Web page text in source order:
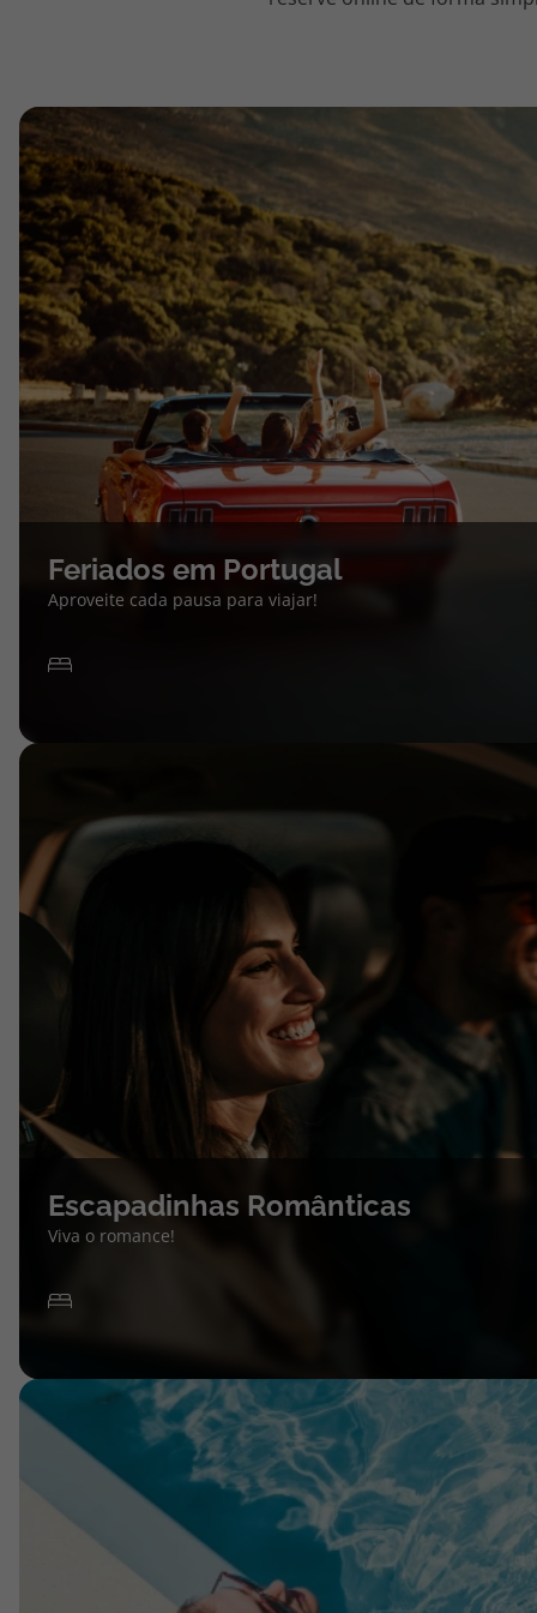
topatlantico@topatlantico.com
Feriados em Portugal
Aproveite cada pausa para viajar!
Escapadinhas Românticas
Viva o romance!